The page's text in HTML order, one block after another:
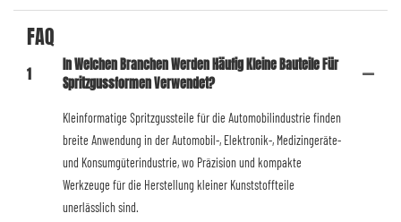
FAQ
1
In Welchen Branchen Werden Häufig Kleine Bauteile Für
Spritzgussformen Verwendet?
Kleinformatige Spritzgussteile für die Automobilindustrie finden
breite Anwendung in der Automobil-, Elektronik-, Medizingeräte-
und Konsumgüterindustrie, wo Präzision und kompakte
Werkzeuge für die Herstellung kleiner Kunststoffteile
unerlässlich sind.